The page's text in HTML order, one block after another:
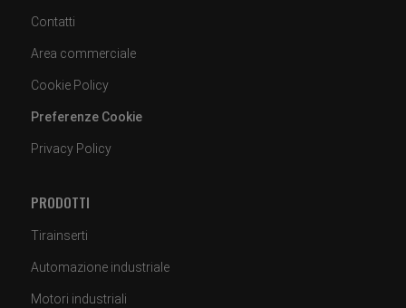
Contatti
Area commerciale
Cookie Policy
Preferenze Cookie
Privacy Policy
PRODOTTI
Tirainserti
Automazione industriale
Motori industriali